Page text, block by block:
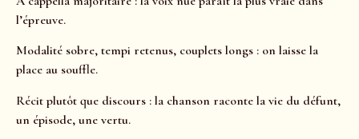
l’épreuve.
Modalité sobre, tempi retenus, couplets longs : on laisse la
place au souffle.
Récit plutôt que discours : la chanson raconte la vie du défunt,
un épisode, une vertu.